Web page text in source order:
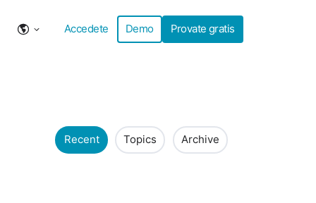
Accedete Demo Provate gratis
Recent Topics Archive